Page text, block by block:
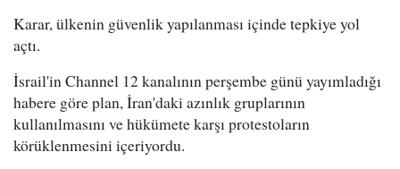
Karar, ülkenin güvenlik yapılanması içinde tepkiye yol
açtı.
İsrail'in Channel 12 kanalının perşembe günü yayımladığı
habere göre plan, İran'daki azınlık gruplarının
kullanılmasını ve hükümete karşı protestoların
körüklenmesini içeriyordu.